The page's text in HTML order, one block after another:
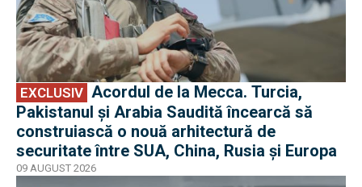
EXCLUSIV
Pakistanul și Arabia Saudită încearcă să
construiască o nouă arhitectură de
securitate între SUA, China, Rusia și Europa
09 AUGUST 2026